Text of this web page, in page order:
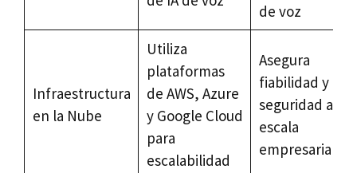
de voz
Infraestructura
en la Nube
Utiliza
plataformas
de AWS, Azure
y Google Cloud
para
escalabilidad
Asegura
fiabilidad y
seguridad a
escala
empresarial